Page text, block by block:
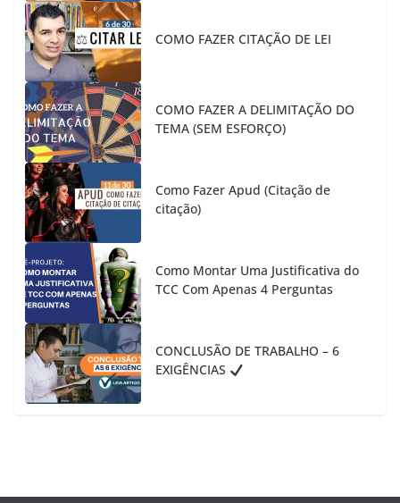
COMO FAZER CITAÇÃO DE LEI
COMO FAZER A DELIMITAÇÃO DO
TEMA (SEM ESFORÇO)
Como Fazer Apud (Citação de
citação)
Como Montar Uma Justificativa do
TCC Com Apenas 4 Perguntas
CONCLUSÃO DE TRABALHO – 6
EXIGÊNCIAS